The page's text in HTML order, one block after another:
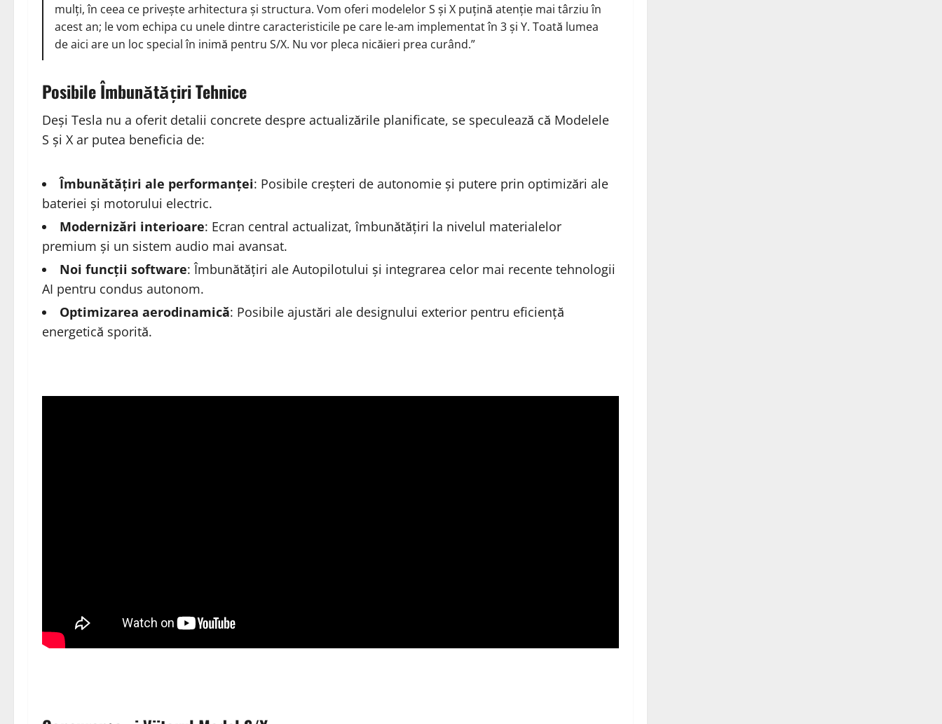
mulți, în ceea ce privește arhitectura și structura. Vom oferi modelelor S și X puțină atenție mai târziu în
acest an; le vom echipa cu unele dintre caracteristicile pe care le-am implementat în 3 și Y. Toată lumea
de aici are un loc special în inimă pentru S/X. Nu vor pleca nicăieri prea curând.”
Posibile Îmbunătățiri Tehnice
Deși Tesla nu a oferit detalii concrete despre actualizările planificate, se speculează că Modelele
S și X ar putea beneficia de:
Îmbunătățiri ale performanței: Posibile creșteri de autonomie și putere prin optimizări ale
bateriei și motorului electric.
Modernizări interioare: Ecran central actualizat, îmbunătățiri la nivelul materialelor
premium și un sistem audio mai avansat.
Noi funcții software: Îmbunătățiri ale Autopilotului și integrarea celor mai recente tehnologii
AI pentru condus autonom.
Optimizarea aerodinamică: Posibile ajustări ale designului exterior pentru eficiență
energetică sporită.